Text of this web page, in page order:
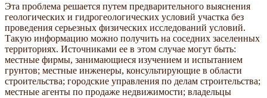
Эта проблема решается путем предварительного выяснения
геологических и гидрогеологических условий участка без
проведения серьезных физических исследований условий.
Такую информацию можно получить на соседних заселенных
территориях. Источниками ее в этом случае могут быть:
местные фирмы, занимающиеся изучением и испытанием
грунтов; местные инженеры, консультирующие в области
строительства; городские управления по делам строительства;
местные агенты по продаже недвижимости; владельцы